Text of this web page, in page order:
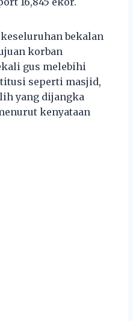
bekalan
korban
gus melebihi
seperti masjid,
yang dijangka
kenyataan